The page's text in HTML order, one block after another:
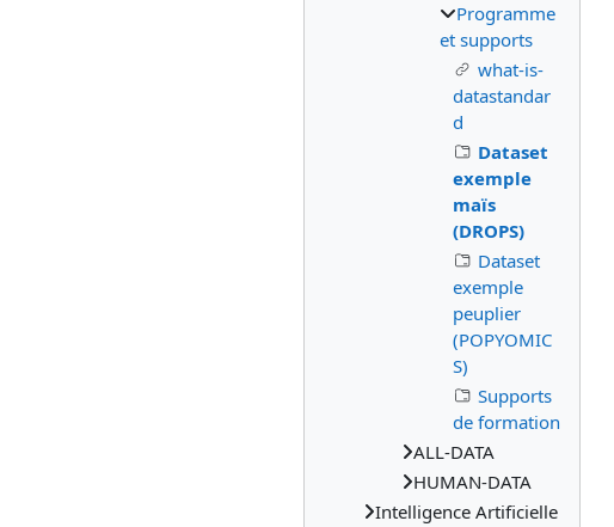
Programme
et supports
what-is-
datastandar
d
Dataset
exemple
maïs
(DROPS)
Dataset
exemple
peuplier
(POPYOMIC
S)
Supports
de formation
ALL-DATA
HUMAN-DATA
Intelligence Artificielle